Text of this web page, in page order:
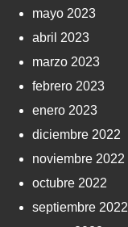
mayo 2023
abril 2023
marzo 2023
febrero 2023
enero 2023
diciembre 2022
noviembre 2022
octubre 2022
septiembre 2022